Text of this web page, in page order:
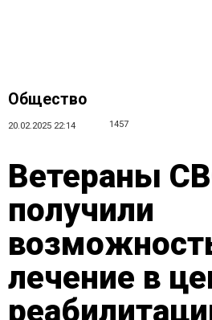
Общество
20.02.2025 22:14 1457
Ветераны
получили
лечение в